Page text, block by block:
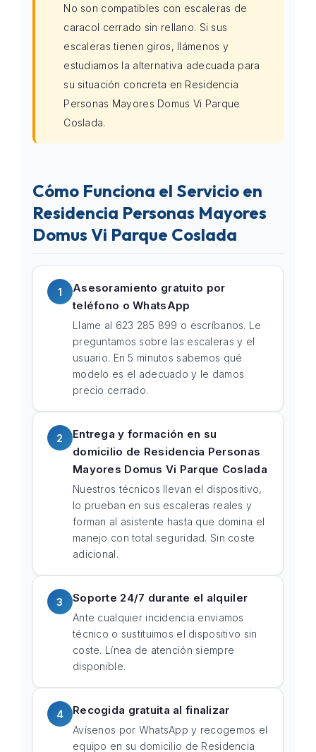
No son compatibles con escaleras de
caracol cerrado sin rellano. Si sus
escaleras tienen giros, llámenos y
estudiamos la alternativa adecuada para
su situación concreta en Residencia
Personas Mayores Domus Vi Parque
Coslada.
Cómo Funciona el Servicio en
Residencia Personas Mayores
Domus Vi Parque Coslada
1
Asesoramiento gratuito por
teléfono o WhatsApp
Llame al 623 285 899 o escríbanos. Le
preguntamos sobre las escaleras y el
usuario. En 5 minutos sabemos qué
modelo es el adecuado y le damos
precio cerrado.
2
Entrega y formación en su
domicilio de Residencia Personas
Mayores Domus Vi Parque Coslada
Nuestros técnicos llevan el dispositivo,
lo prueban en sus escaleras reales y
forman al asistente hasta que domina el
manejo con total seguridad. Sin coste
adicional.
3 Soporte 24/7 durante el alquiler
Ante cualquier incidencia enviamos
técnico o sustituimos el dispositivo sin
coste. Línea de atención siempre
disponible.
4 Recogida gratuita al finalizar
Avísenos por WhatsApp y recogemos el
equipo en su domicilio de Residencia